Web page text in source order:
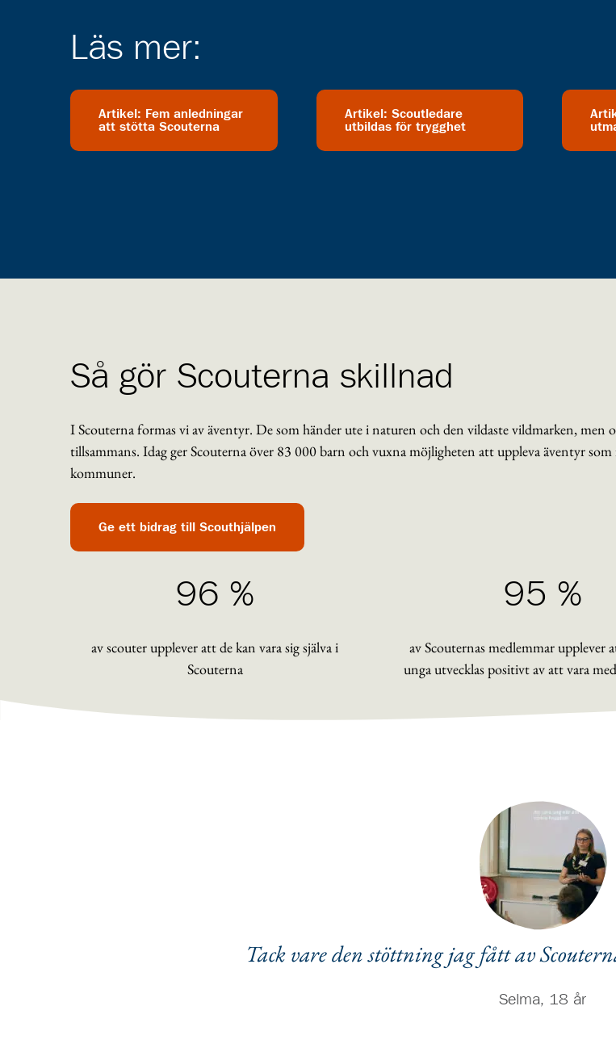
Läs mer:
Artikel: Fem anledningar
att stötta Scouterna
Artikel: Scoutledare
utbildas för trygghet
Så gör Scouterna skillnad
I Scouterna formas vi av äventyr. De som händer ute i naturen och den vildaste vildmarken,
tillsammans. Idag ger Scouterna över 83 000 barn och vuxna möjligheten att uppleva äventyr
kommuner.
Ge ett bidrag till Scouthjälpen
96 %
av scouter upplever att de kan vara sig själva i
Scouterna
95 %
av Scouternas medlemmar upplever
unga utvecklas positivt av att vara
Tack vare den stöttning jag fått av
Selma, 18 år